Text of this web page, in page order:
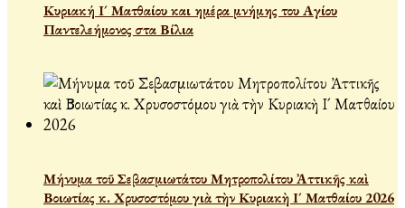
Κυριακή Ι´ Ματθαίου και ημέρα μνήμης του Αγίου
Παντελεήμονος στα Βίλια
Μήνυμα τοῦ Σεβασμιωτάτου Μητροπολίτου Ἀττικῆς καὶ
Βοιωτίας κ. Χρυσοστόμου γιὰ τὴν Κυριακὴ Ι´ Ματθαίου 2026